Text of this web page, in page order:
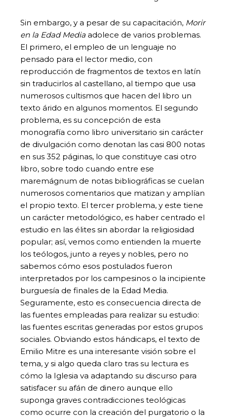
Sin embargo, y a pesar de su capacitación, Morir
en la Edad Media adolece de varios problemas.
El primero, el empleo de un lenguaje no
pensado para el lector medio, con
reproducción de fragmentos de textos en latín
sin traducirlos al castellano, al tiempo que usa
numerosos cultismos que hacen del libro un
texto árido en algunos momentos. El segundo
problema, es su concepción de esta
monografía como libro universitario sin carácter
de divulgación como denotan las casi 800 notas
en sus 352 páginas, lo que constituye casi otro
libro, sobre todo cuando entre ese
maremágnum de notas bibliográficas se cuelan
numerosos comentarios que matizan y amplían
el propio texto. El tercer problema, y este tiene
un carácter metodológico, es haber centrado el
estudio en las élites sin abordar la religiosidad
popular; así, vemos como entienden la muerte
los teólogos, junto a reyes y nobles, pero no
sabemos cómo esos postulados fueron
interpretados por los campesinos o la incipiente
burguesía de finales de la Edad Media.
Seguramente, esto es consecuencia directa de
las fuentes empleadas para realizar su estudio:
las fuentes escritas generadas por estos grupos
sociales. Obviando estos hándicaps, el texto de
Emilio Mitre es una interesante visión sobre el
tema, y si algo queda claro tras su lectura es
cómo la Iglesia va adaptando su discurso para
satisfacer su afán de dinero aunque ello
suponga graves contradicciones teológicas
como ocurre con la creación del purgatorio o la